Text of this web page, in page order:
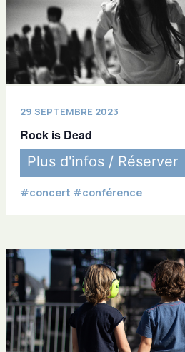
29 SEPTEMBRE 2023
Rock is Dead
Plus d'infos / Réserver
#concert #conférence